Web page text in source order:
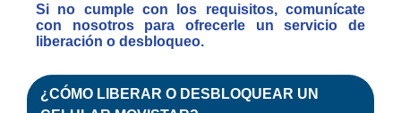
Si no cumple con los requisitos, comunícate
con nosotros para ofrecerle un servicio de
liberación o desbloqueo.
¿CÓMO LIBERAR O DESBLOQUEAR UN